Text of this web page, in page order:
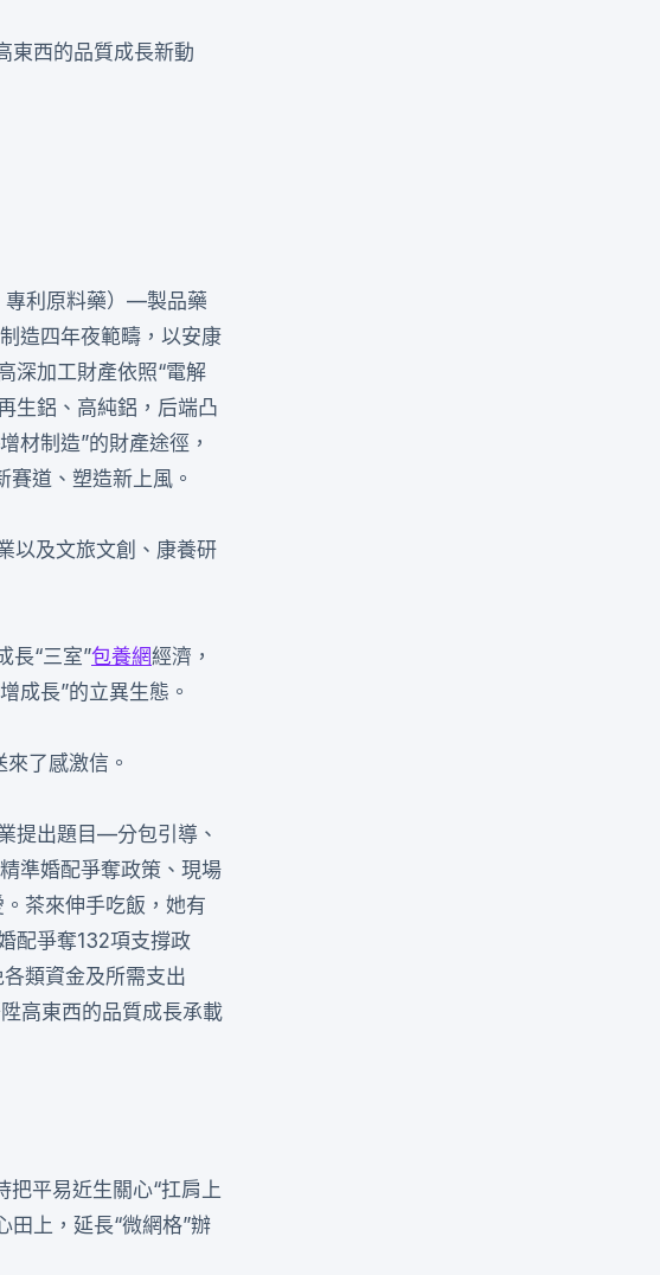
東西的品質成長新動
專利原料藥）—製品藥
造四年夜範疇，以安康
深加工財產依照“電解
生鋁、高純鋁，后端凸
制造”的財產途徑，
道、塑造新上風。
以及文旅文創、康養研
長“三室”包養網經濟，
成長”的立異生態。
了感激信。
提出題目—分包引導、
準婚配爭奪政策、現場
茶來伸手吃飯，她有
配爭奪132項支撐政
類資金及所需支出
高東西的品質成長承載
平易近生關心“扛肩上
田上，延長“微網格”辦